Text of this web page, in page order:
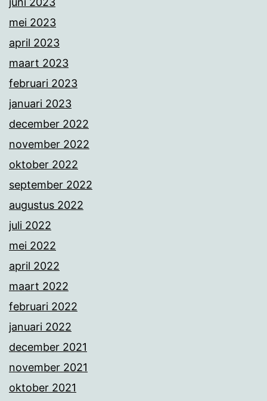
mei 2023
april 2023
maart 2023
februari 2023
januari 2023
december 2022
november 2022
oktober 2022
september 2022
augustus 2022
juli 2022
mei 2022
april 2022
maart 2022
februari 2022
januari 2022
december 2021
november 2021
oktober 2021